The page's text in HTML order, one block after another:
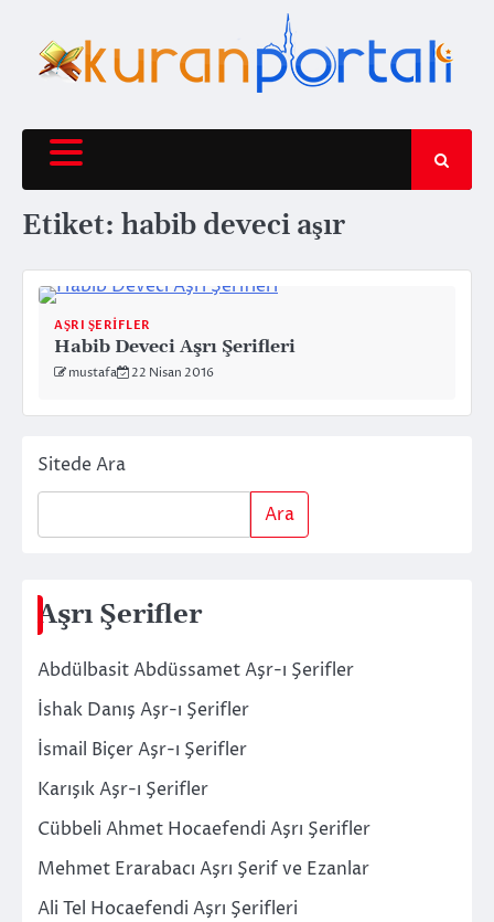
content
Etiket: habib deveci aşır
AŞRI ŞERIFLER
Habib Deveci Aşrı Şerifleri
mustafa 22 Nisan 2016
Sitede Ara
Ara
Aşrı Şerifler
Abdülbasit Abdüssamet Aşr-ı Şerifler
İshak Danış Aşr-ı Şerifler
İsmail Biçer Aşr-ı Şerifler
Karışık Aşr-ı Şerifler
Cübbeli Ahmet Hocaefendi Aşrı Şerifler
Mehmet Erarabacı Aşrı Şerif ve Ezanlar
Ali Tel Hocaefendi Aşrı Şerifleri